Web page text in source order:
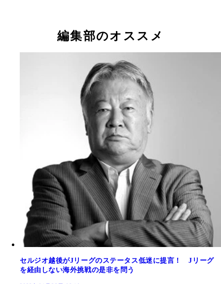
編集部のオススメ
セルジオ越後がJリーグのステータス低迷に提言！ Jリーグ
を経由しない海外挑戦の是非を問う